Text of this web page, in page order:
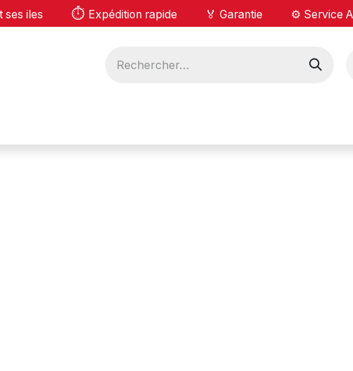
et ses iles ⏱️ Expédition rapide 🏅 Garantie ⚙️ Service